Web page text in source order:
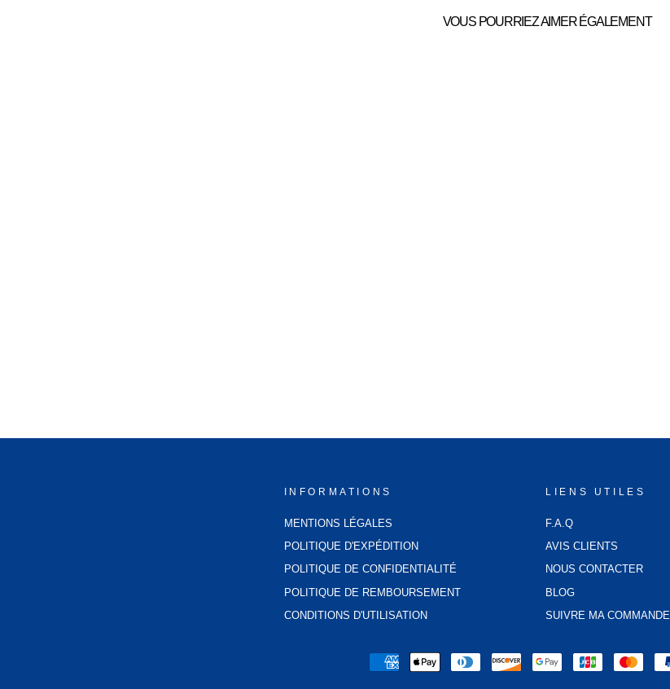
VOUS POURRIEZ AIMER ÉGALEMENT
INFORMATIONS
MENTIONS LÉGALES
POLITIQUE D'EXPÉDITION
POLITIQUE DE CONFIDENTIALITÉ
POLITIQUE DE REMBOURSEMENT
CONDITIONS D'UTILISATION
LIENS UTILES
F.A.Q
AVIS CLIENTS
NOUS CONTACTER
BLOG
SUIVRE MA COMMANDE